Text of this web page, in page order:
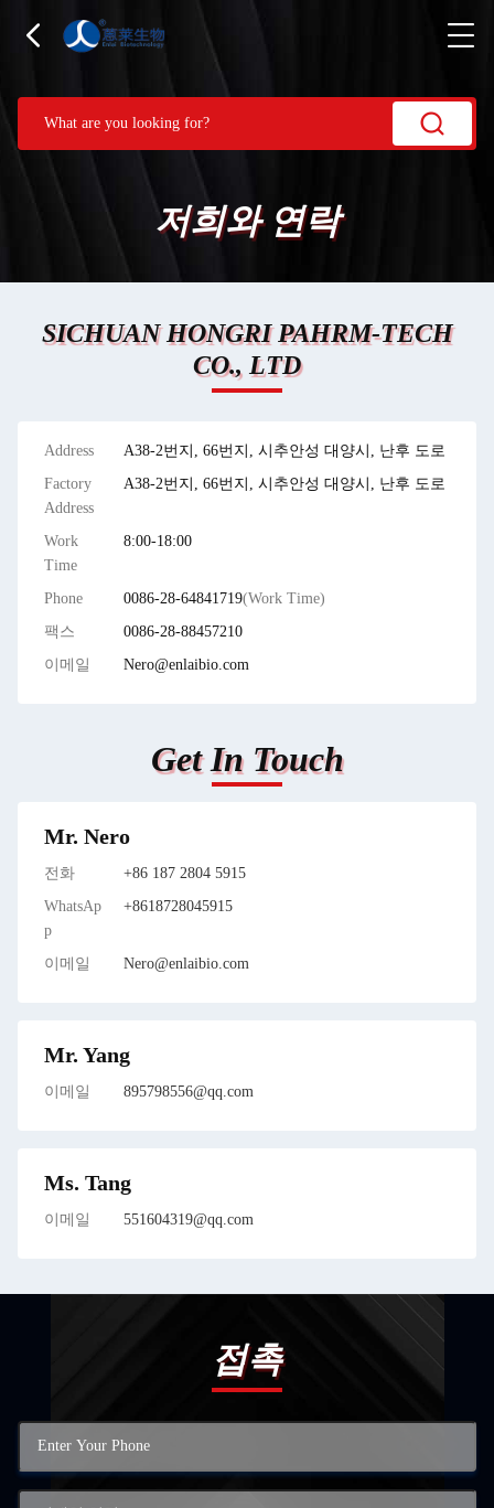
저희와 연락
SICHUAN HONGRI PAHRM-TECH
CO., LTD
Address
A38-2번지, 66번지, 시추안성 대양시, 난후 도로
Factory
Address
A38-2번지, 66번지, 시추안성 대양시, 난후 도로
Work
Time
8:00-18:00
Phone 0086-28-64841719(Work Time)
팩스
0086-28-88457210
이메일
Nero@enlaibio.com
Get In Touch
Mr. Nero
전화
+86 187 2804 5915
WhatsAp
p
+8618728045915
이메일 Nero@enlaibio.com
Mr. Yang
이메일 895798556@qq.com
Ms. Tang
이메일 551604319@qq.com
접촉